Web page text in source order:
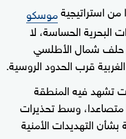
استراتيجيةموسكو
البحرية الحساسة، لا
حلف شمال الأطلسي
قرب الحدود الروسية.
تشهد فيه المنطقة
متصاعدا، وسط تحذيرات
التهديدات الأمنية